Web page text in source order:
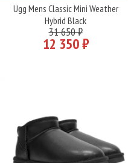
Ugg Mens Classic Mini Weather
Hybrid Black
31 650 ₽
12 350 ₽